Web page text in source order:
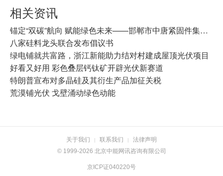
相关资讯
锚定“双碳”航向 赋能绿色未来——邯郸市中唐紧固件集团有限公司以实干践行“双碳”战略
八家硅料龙头联合发布倡议书
绿电铺就共富路，浙江新能助力结对村建成屋顶光伏项目
好看又好用 彩色叠层钙钛矿开辟光伏新赛道
特朗普宣布对多晶硅及其衍生产品加征关税
荒漠铺光伏 戈壁涌动绿色动能
关于我们 | 联系我们 |
法律声明
© 1999-2026 北京中能网讯咨询有限公司
京ICP证040220号